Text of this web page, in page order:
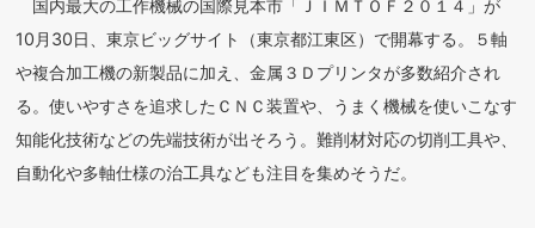
国内最大の工作機械の国際見本市「ＪＩＭＴＯＦ２０１４」が
10月30日、東京ビッグサイト（東京都江東区）で開幕する。５軸
や複合加工機の新製品に加え、金属３Ｄプリンタが多数紹介され
る。使いやすさを追求したＣＮＣ装置や、うまく機械を使いこなす
知能化技術などの先端技術が出そろう。難削材対応の切削工具や、
自動化や多軸仕様の治工具なども注目を集めそうだ。